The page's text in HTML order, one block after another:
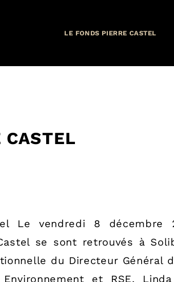
LE FONDS PIERRE CASTEL
CASTEL
Le vendredi 8 décembre
se sont retrouvés à
du Directeur Général
et RSE, Linda